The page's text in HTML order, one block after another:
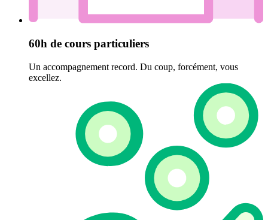
60h de cours particuliers
Un accompagnement record. Du coup, forcément, vous
excellez.